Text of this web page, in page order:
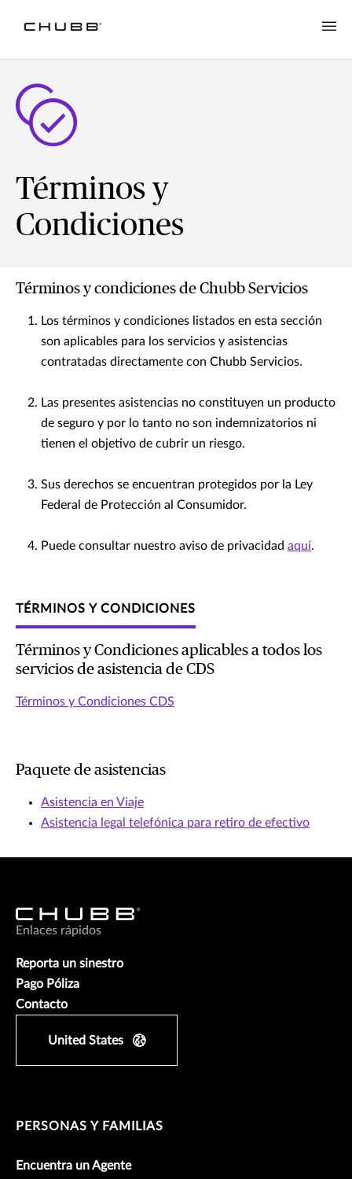
Términos y
Condiciones
Términos y condiciones de Chubb Servicios
Los términos y condiciones listados en esta sección
son aplicables para los servicios y asistencias
contratadas directamente con Chubb Servicios.
Las presentes asistencias no constituyen un producto
de seguro y por lo tanto no son indemnizatorios ni
tienen el objetivo de cubrir un riesgo.
Sus derechos se encuentran protegidos por la Ley
Federal de Protección al Consumidor.
Puede consultar nuestro aviso de privacidad aquí.
TÉRMINOS Y CONDICIONES
Términos y Condiciones aplicables a todos los
servicios de asistencia de CDS
Términos y Condiciones CDS
Paquete de asistencias
Asistencia en Viaje
Asistencia legal telefónica para retiro de efectivo
Enlaces rápidos
Reporta un sinestro
Pago Póliza
Contacto
United States
PERSONAS Y FAMILIAS
Encuentra un Agente